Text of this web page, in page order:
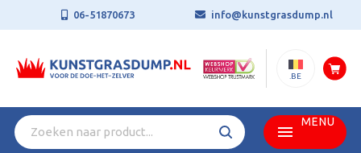
06-51870673 info@kunstgrasdump.nl
.BE
MENU